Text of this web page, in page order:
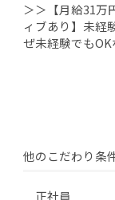
＞＞【月給31万
ィブあり】未経
ぜ未経験でも
他のこだわり条
正社員